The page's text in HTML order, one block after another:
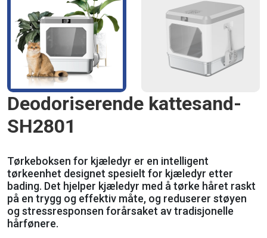
Deodoriserende kattesand-
SH2801
Tørkeboksen for kjæledyr er en intelligent
tørkeenhet designet spesielt for kjæledyr etter
bading. Det hjelper kjæledyr med å tørke håret raskt
på en trygg og effektiv måte, og reduserer støyen
og stressresponsen forårsaket av tradisjonelle
hårfønere.